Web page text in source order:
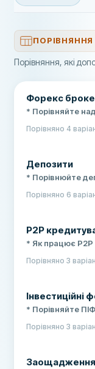
ПОРІВНЯННЯ
Порівняння, які
Форекс
* Порівняйте
спредами *
Порівняно 4
Депозити
* Порівнюйте
вкладів ФГВФО
Порівняно 6
P2P
* Як працює P2P
кредити *
Порівняно 3
Інвестиційні
* Порівняйте
суми вкладу *
Порівняно 3
Заощадження